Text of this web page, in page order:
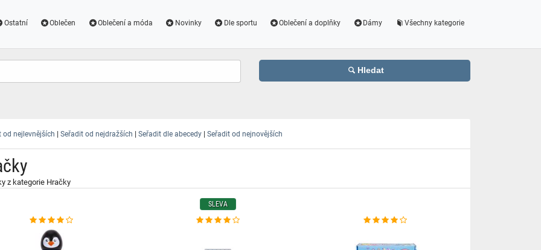
Ostatní Oblečen Oblečení a móda Novinky Dle sportu Oblečení a doplňky Dámy Všechny kategorie
Hledat
od nejlevnějších | Seřadit od nejdražších | Seřadit dle abecedy | Seřadit od nejnovějších
z kategorie Hračky
SLEVA